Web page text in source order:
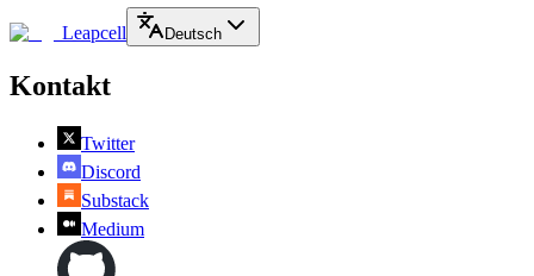
Leapcell Deutsch
Kontakt
Twitter
Discord
Substack
Medium